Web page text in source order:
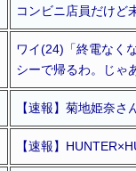
コンビニ店員だけど
ワイ(24)「終電なく
シーで帰るわ。じゃ
【速報】菊地姫奈
【速報】